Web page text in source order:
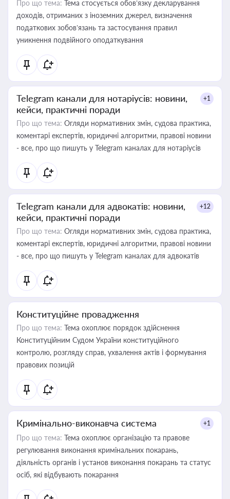
Про що тема: Тема стосується обов’язку декларування
доходів, отриманих з іноземних джерел, визначення
податкових зобов’язань та застосування правил
уникнення подвійного оподаткування
Telegram канали для нотаріусів: новини,
кейси, практичні поради
+1
Про що тема: Огляди нормативних змін, судова практика,
коментарі експертів, юридичні алгоритми, правові новини
- все, про що пишуть у Telegram каналах для нотаріусів
Telegram канали для адвокатів: новини,
кейси, практичні поради
+12
Про що тема: Огляди нормативних змін, судова практика,
коментарі експертів, юридичні алгоритми, правові новини
- все, про що пишуть у Telegram каналах для адвокатів
Конституційне провадження
Про що тема: Тема охоплює порядок здійснення
Конституційним Судом України конституційного
контролю, розгляду справ, ухвалення актів і формування
правових позицій
Кримінально-виконавча система +1
Про що тема: Тема охоплює організацію та правове
регулювання виконання кримінальних покарань,
діяльність органів і установ виконання покарань та статус
осіб, які відбувають покарання